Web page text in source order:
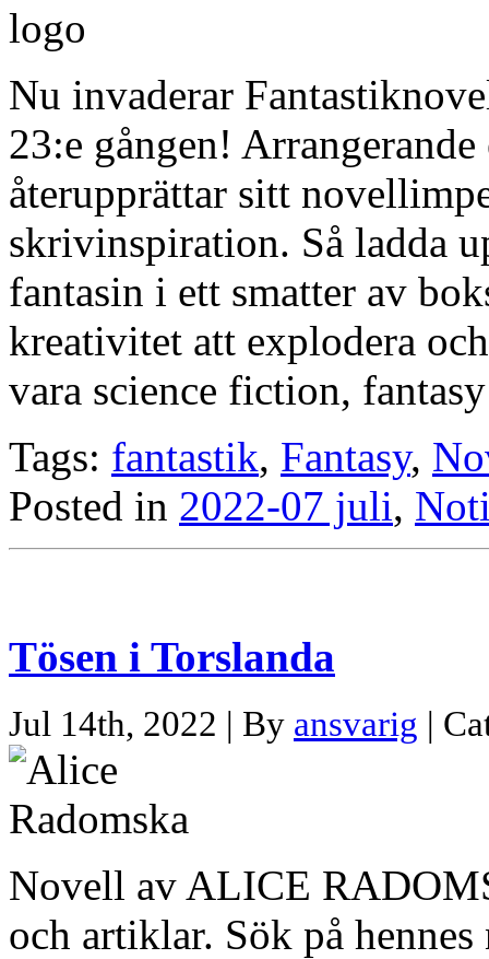
Nu invaderar
23:e gången!
återupprättar sitt
skrivinspiration. Så ladda
fantasin i ett smatter av
kreativitet att explodera
vara science fiction,
Tags: fantastik, Fantasy,
Posted in 2022-07 juli,
Tösen i Torslanda
Jul 14th, 2022 | By ansvarig |
Novell av ALICE
och artiklar. Sök på